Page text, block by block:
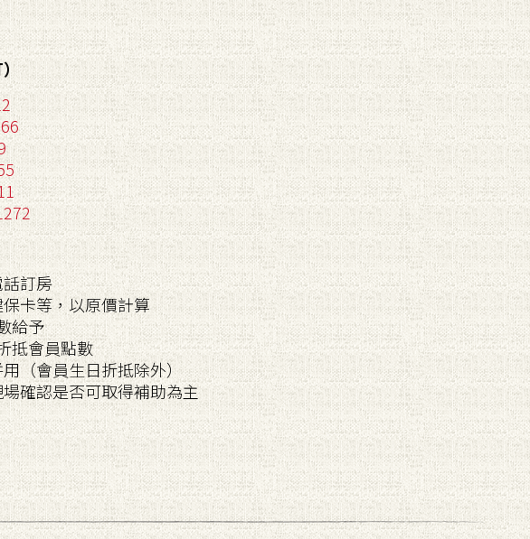
訂房
卡等，以原價計算
給予
抵會員點數
（會員生日折抵除外）
確認是否可取得補助為主